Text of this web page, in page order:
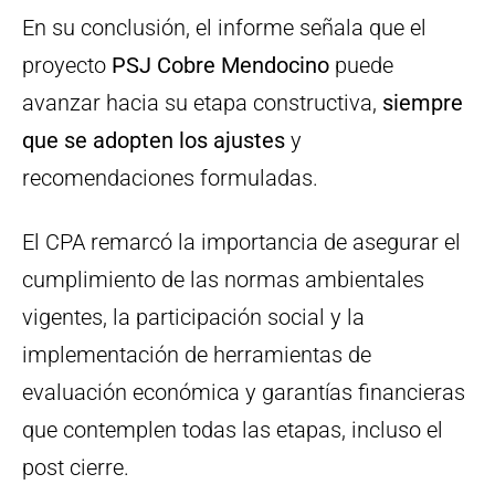
En su conclusión, el informe señala que el
proyecto PSJ Cobre Mendocino puede
avanzar hacia su etapa constructiva, siempre
que se adopten los ajustes y
recomendaciones formuladas.
El CPA remarcó la importancia de asegurar el
cumplimiento de las normas ambientales
vigentes, la participación social y la
implementación de herramientas de
evaluación económica y garantías financieras
que contemplen todas las etapas, incluso el
post cierre.